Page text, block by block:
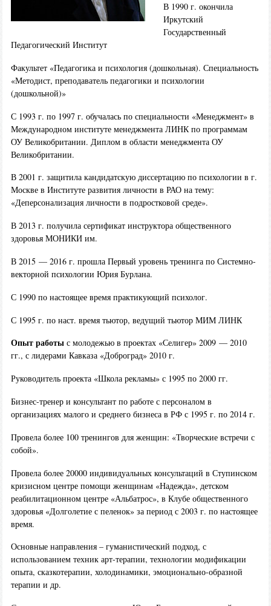
В 1990 г. окончила
Иркутский
Государственный
Педагогический Институт
Факультет «Педагогика и психология (дошкольная). Специальность
«Методист, преподаватель педагогики и психологии
(дошкольной)»
С 1993 г. по 1997 г. обучалась по специальности «Менеджмент» в
Международном институте менеджмента ЛИНК по программам
ОУ Великобритании. Диплом в области менеджмента ОУ
Великобритании.
В 2001 г. защитила кандидатскую диссертацию по психологии в г.
Москве в Институте развития личности в РАО на тему:
«Деперсонализация личности в подростковой среде».
В 2013 г. получила сертификат инструктора общественного
здоровья МОНИКИ им.
В 2015 — 2016 г. прошла Первый уровень тренинга по Системно-
векторной психологии Юрия Бурлана.
С 1990 по настоящее время практикующий психолог.
С 1995 г. по наст. время тьютор, ведущий тьютор МИМ ЛИНК
Опыт работыс молодежью в проектах «Селигер» 2009 — 2010
гг., с лидерами Кавказа «Доброград» 2010 г.
Руководитель проекта «Школа рекламы» с 1995 по 2000 гг.
Бизнес-тренер и консультант по работе с персоналом в
организациях малого и среднего бизнеса в РФ с 1995 г. по 2014 г.
Провела более 100 тренингов для женщин: «Творческие встречи с
собой».
Провела более 20000 индивидуальных консультаций в Ступинском
кризисном центре помощи женщинам «Надежда», детском
реабилитационном центре «Альбатрос», в Клубе общественного
здоровья «Долголетие с пеленок» за период с 2003 г. по настоящее
время.
Основные направления – гуманистический подход, с
использованием техник арт-терапии, технологии модификации
опыта, сказкотерапии, холодинамики, эмоционально-образной
терапии и др.